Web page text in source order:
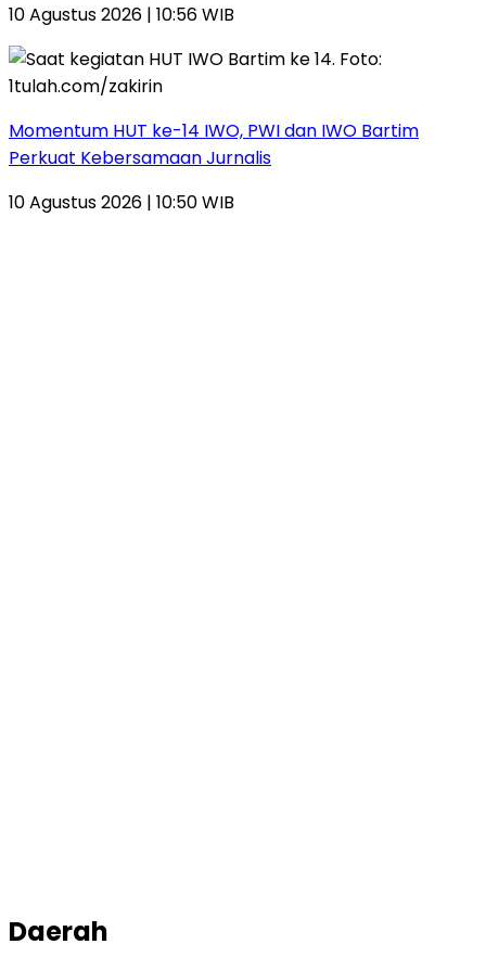
10 Agustus 2026 | 10:56 WIB
Momentum HUT ke-14 IWO, PWI dan IWO Bartim
Perkuat Kebersamaan Jurnalis
10 Agustus 2026 | 10:50 WIB
Daerah